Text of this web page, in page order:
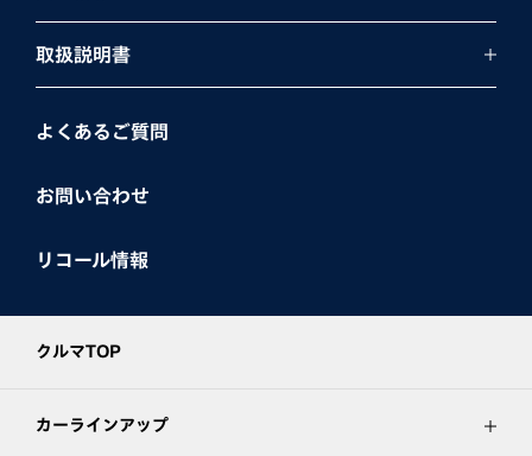
取扱説明書
よくあるご質問
お問い合わせ
リコール情報
クルマTOP
カーラインアップ